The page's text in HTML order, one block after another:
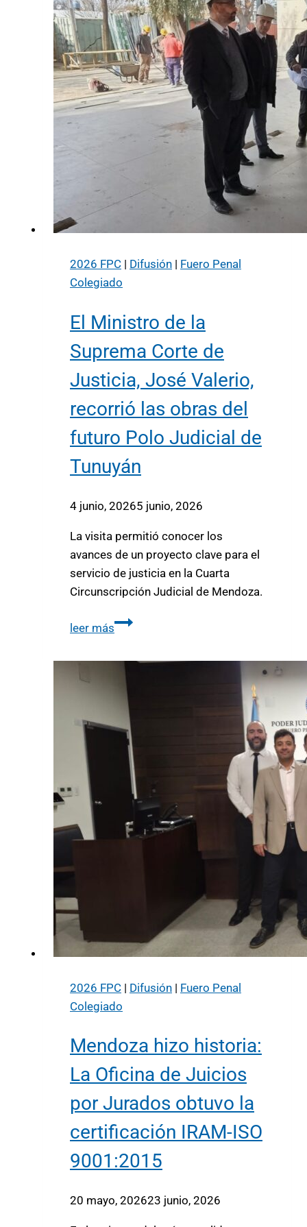
2026 FPC | Difusión | Fuero Penal
Colegiado
El Ministro de la
Suprema Corte de
Justicia, José Valerio,
recorrió las obras del
futuro Polo Judicial de
Tunuyán
4 junio, 20265 junio, 2026
La visita permitió conocer los
avances de un proyecto clave para el
servicio de justicia en la Cuarta
Circunscripción Judicial de Mendoza.
leer más
2026 FPC | Difusión | Fuero Penal
Colegiado
Mendoza hizo historia:
La Oficina de Juicios
por Jurados obtuvo la
certificación IRAM-ISO
9001:2015
20 mayo, 202623 junio, 2026